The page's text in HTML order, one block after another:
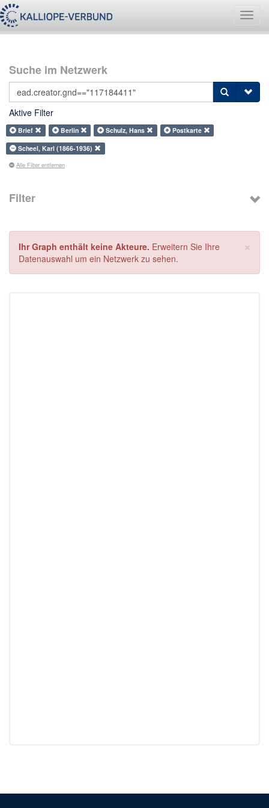
Suche im Netzwerk
Aktive Filter
Brief Berlin Schulz, Hans
Postkarte
Scheel, Karl (1866-1936)
Alle Filter entfernen
Filter
×
Ihr Graph enthält keine Akteure. Erweitern Sie Ihre
Datenauswahl um ein Netzwerk zu sehen.